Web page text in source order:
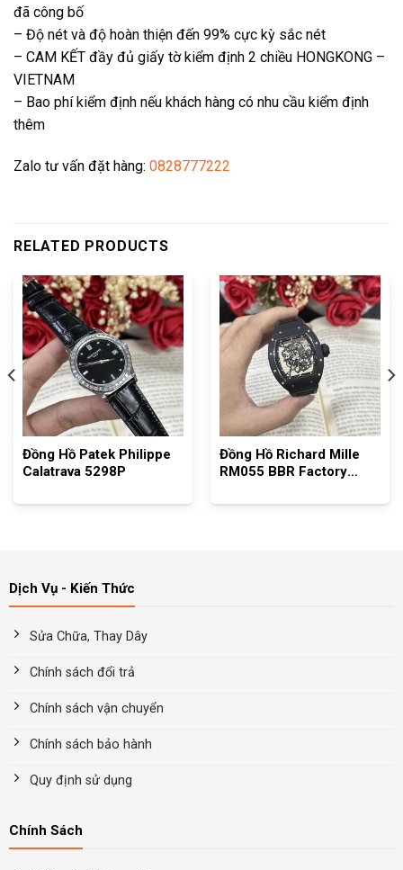
đã công bố
– Độ nét và độ hoàn thiện đến 99% cực kỳ sắc nét
– CAM KẾT đầy đủ giấy tờ kiểm định 2 chiều HONGKONG –
VIETNAM
– Bao phí kiểm định nếu khách hàng có nhu cầu kiểm định
thêm
Zalo tư vấn đặt hàng: 0828777222
RELATED PRODUCTS
Đồng Hồ Patek Philippe
Calatrava 5298P
Đồng Hồ Richard Mille
RM055 BBR Factory
Dịch Vụ - Kiến Thức
Sửa Chữa, Thay Dây
Chính sách đổi trả
Chính sách vận chuyển
Chính sách bảo hành
Quy định sử dụng
Chính Sách